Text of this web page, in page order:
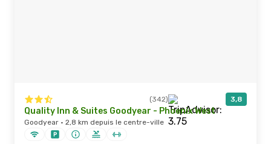
(342) 3,8
Quality Inn & Suites Goodyear - Phoenix West
Goodyear · 2,8 km depuis le centre-ville